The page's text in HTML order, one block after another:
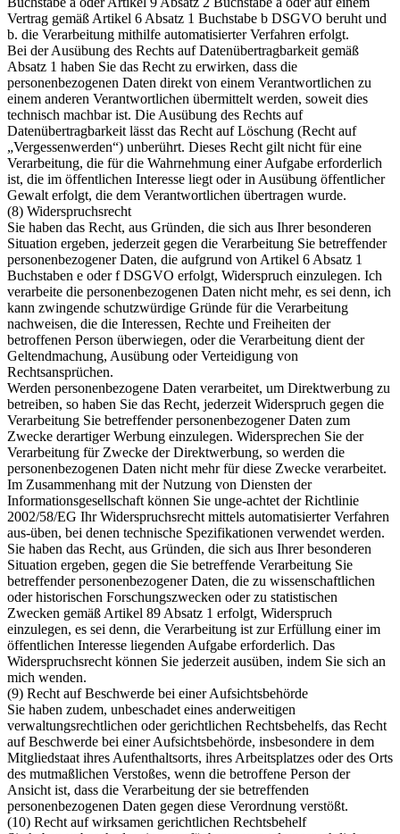
Vertrag gemäß Artikel 6 Absatz 1 Buchstabe b DSGVO beruht und
b. die Verarbeitung mithilfe automatisierter Verfahren erfolgt.
Bei der Ausübung des Rechts auf Datenübertragbarkeit gemäß
Absatz 1 haben Sie das Recht zu erwirken, dass die
personenbezogenen Daten direkt von einem Verantwortlichen zu
einem anderen Verantwortlichen übermittelt werden, soweit dies
technisch machbar ist. Die Ausübung des Rechts auf
Datenübertragbarkeit lässt das Recht auf Löschung (Recht auf
„Vergessenwerden“) unberührt. Dieses Recht gilt nicht für eine
Verarbeitung, die für die Wahrnehmung einer Aufgabe erforderlich
ist, die im öffentlichen Interesse liegt oder in Ausübung öffentlicher
Gewalt erfolgt, die dem Verantwortlichen übertragen wurde.
(8) Widerspruchsrecht
Sie haben das Recht, aus Gründen, die sich aus Ihrer besonderen
Situation ergeben, jederzeit gegen die Verarbeitung Sie betreffender
personenbezogener Daten, die aufgrund von Artikel 6 Absatz 1
Buchstaben e oder f DSGVO erfolgt, Widerspruch einzulegen. Ich
verarbeite die personenbezogenen Daten nicht mehr, es sei denn, ich
kann zwingende schutzwürdige Gründe für die Verarbeitung
nachweisen, die die Interessen, Rechte und Freiheiten der
betroffenen Person überwiegen, oder die Verarbeitung dient der
Geltendmachung, Ausübung oder Verteidigung von
Rechtsansprüchen.
Werden personenbezogene Daten verarbeitet, um Direktwerbung zu
betreiben, so haben Sie das Recht, jederzeit Widerspruch gegen die
Verarbeitung Sie betreffender personenbezogener Daten zum
Zwecke derartiger Werbung einzulegen. Widersprechen Sie der
Verarbeitung für Zwecke der Direktwerbung, so werden die
personenbezogenen Daten nicht mehr für diese Zwecke verarbeitet.
Im Zusammenhang mit der Nutzung von Diensten der
Informationsgesellschaft können Sie unge-achtet der Richtlinie
2002/58/EG Ihr Widerspruchsrecht mittels automatisierter Verfahren
aus-üben, bei denen technische Spezifikationen verwendet werden.
Sie haben das Recht, aus Gründen, die sich aus Ihrer besonderen
Situation ergeben, gegen die Sie betreffende Verarbeitung Sie
betreffender personenbezogener Daten, die zu wissenschaftlichen
oder historischen Forschungszwecken oder zu statistischen
Zwecken gemäß Artikel 89 Absatz 1 erfolgt, Widerspruch
einzulegen, es sei denn, die Verarbeitung ist zur Erfüllung einer im
öffentlichen Interesse liegenden Aufgabe erforderlich. Das
Widerspruchsrecht können Sie jederzeit ausüben, indem Sie sich an
mich wenden.
(9) Recht auf Beschwerde bei einer Aufsichtsbehörde
Sie haben zudem, unbeschadet eines anderweitigen
verwaltungsrechtlichen oder gerichtlichen Rechtsbehelfs, das Recht
auf Beschwerde bei einer Aufsichtsbehörde, insbesondere in dem
Mitgliedstaat ihres Aufenthaltsorts, ihres Arbeitsplatzes oder des Orts
des mutmaßlichen Verstoßes, wenn die betroffene Person der
Ansicht ist, dass die Verarbeitung der sie betreffenden
personenbezogenen Daten gegen diese Verordnung verstößt.
(10) Recht auf wirksamen gerichtlichen Rechtsbehelf